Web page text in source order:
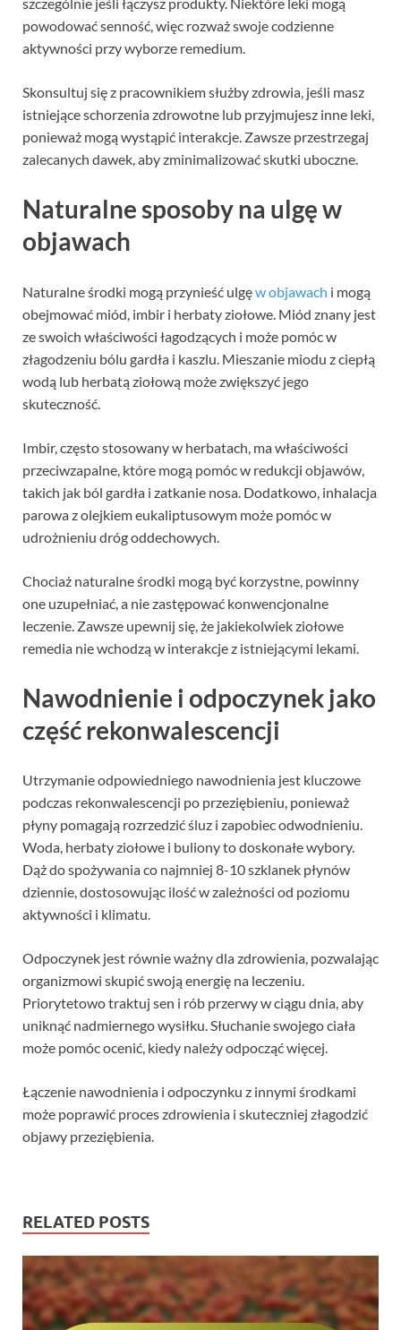
powodować senność, więc rozważ swoje codzienne
aktywności przy wyborze remedium.
Skonsultuj się z pracownikiem służby zdrowia, jeśli masz
istniejące schorzenia zdrowotne lub przyjmujesz inne leki,
ponieważ mogą wystąpić interakcje. Zawsze przestrzegaj
zalecanych dawek, aby zminimalizować skutki uboczne.
Naturalne sposoby na ulgę w
objawach
Naturalne środki mogą przynieść ulgęw objawach i mogą
obejmować miód, imbir i herbaty ziołowe. Miód znany jest
ze swoich właściwości łagodzących i może pomóc w
złagodzeniu bólu gardła i kaszlu. Mieszanie miodu z ciepłą
wodą lub herbatą ziołową może zwiększyć jego
skuteczność.
Imbir, często stosowany w herbatach, ma właściwości
przeciwzapalne, które mogą pomóc w redukcji objawów,
takich jak ból gardła i zatkanie nosa. Dodatkowo, inhalacja
parowa z olejkiem eukaliptusowym może pomóc w
udrożnieniu dróg oddechowych.
Chociaż naturalne środki mogą być korzystne, powinny
one uzupełniać, a nie zastępować konwencjonalne
leczenie. Zawsze upewnij się, że jakiekolwiek ziołowe
remedia nie wchodzą w interakcje z istniejącymi lekami.
Nawodnienie i odpoczynek jako
część rekonwalescencji
Utrzymanie odpowiedniego nawodnienia jest kluczowe
podczas rekonwalescencji po przeziębieniu, ponieważ
płyny pomagają rozrzedzić śluz i zapobiec odwodnieniu.
Woda, herbaty ziołowe i buliony to doskonałe wybory.
Dąż do spożywania co najmniej 8-10 szklanek płynów
dziennie, dostosowując ilość w zależności od poziomu
aktywności i klimatu.
Odpoczynek jest równie ważny dla zdrowienia, pozwalając
organizmowi skupić swoją energię na leczeniu.
Priorytetowo traktuj sen i rób przerwy w ciągu dnia, aby
uniknąć nadmiernego wysiłku. Słuchanie swojego ciała
może pomóc ocenić, kiedy należy odpocząć więcej.
Łączenie nawodnienia i odpoczynku z innymi środkami
może poprawić proces zdrowienia i skuteczniej złagodzić
objawy przeziębienia.
RELATED POSTS